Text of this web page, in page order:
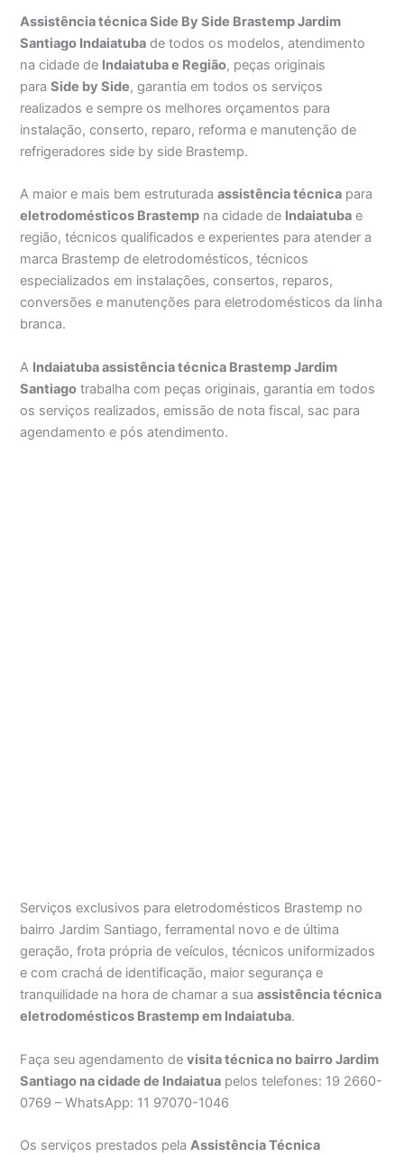
Assistência técnica Side By Side Brastemp Jardim
Santiago Indaiatuba de todos os modelos, atendimento
na cidade de Indaiatuba e Região, peças originais
paraSide by Side, garantia em todos os serviços
realizados e sempre os melhores orçamentos para
instalação, conserto, reparo, reforma e manutenção de
refrigeradores side by side Brastemp.
A maior e mais bem estruturadaassistência técnica para
eletrodomésticos Brastemp na cidade de Indaiatuba e
região, técnicos qualificados e experientes para atender a
marca Brastemp de eletrodomésticos, técnicos
especializados em instalações, consertos, reparos,
conversões e manutenções para eletrodomésticos da linha
branca.
A Indaiatuba assistência técnica Brastemp Jardim
Santiago trabalha com peças originais, garantia em todos
os serviços realizados, emissão de nota fiscal, sac para
agendamento e pós atendimento.
Serviços exclusivos para eletrodomésticos Brastemp no
bairro Jardim Santiago, ferramental novo e de última
geração, frota própria de veículos, técnicos uniformizados
e com crachá de identificação, maior segurança e
tranquilidade na hora de chamar a suaassistência técnica
eletrodomésticos Brastemp em Indaiatuba.
Faça seu agendamento devisita técnica no bairro Jardim
Santiago na cidade de Indaiatua pelos telefones: 19 2660-
0769 – WhatsApp: 11 97070-1046
Os serviços prestados pelaAssistência Técnica